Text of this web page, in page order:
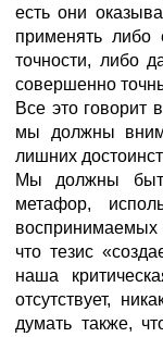
есть они
применять
точности, либо
совершенно
Все это говорит
мы должны
лишних
Мы должны
метафор,
воспринимаемых
что тезис
наша
отсутствует,
думать также,